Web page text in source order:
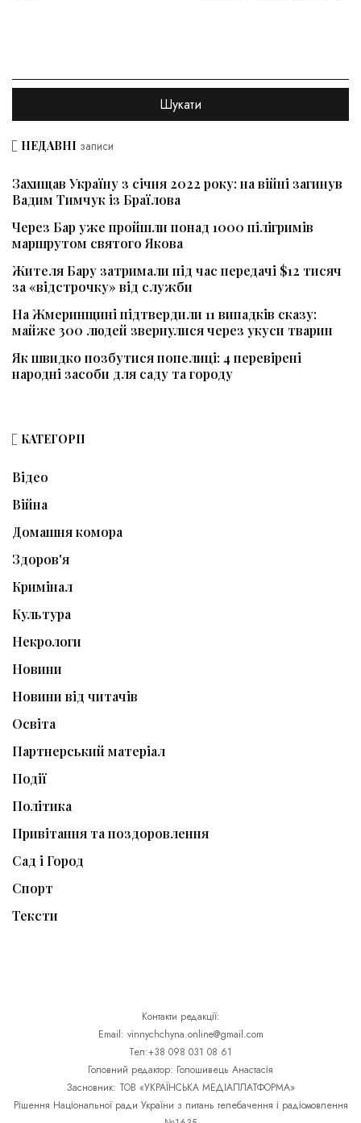
НЕДАВНІ записи
Захищав Україну з січня 2022 року: на війні загинув
Вадим Тимчук із Браїлова
Через Бар уже пройшли понад 1000 пілігримів
маршрутом святого Якова
Жителя Бару затримали під час передачі $12 тисяч
за «відстрочку» від служби
На Жмеринщині підтвердили 11 випадків сказу:
майже 300 людей звернулися через укуси тварин
Як швидко позбутися попелиці: 4 перевірені
народні засоби для саду та городу
КАТЕГОРІЇ
Відео
Війна
Домашня комора
Здоров'я
Кримінал
Культура
Некрологи
Новини
Новини від читачів
Освіта
Партнерський матеріал
Події
Політика
Привітання та поздоровлення
Сад і Город
Спорт
Тексти
Контакти редакції:
Email: vinnychchyna.online@gmail.com
Тел:+38 098 031 08 61
Головний редактор: Голошивець Анастасія
Засновник: ТОВ «УКРАЇНСЬКА МЕДІАПЛАТФОРМА»
Рішення Національної ради України з питань телебачення і радіомовлення